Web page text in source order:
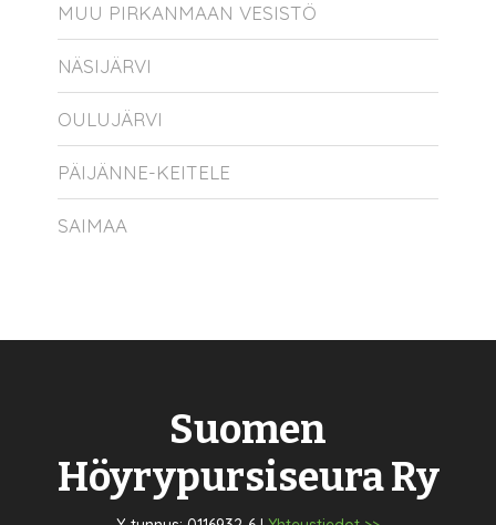
MUU PIRKANMAAN VESISTÖ
NÄSIJÄRVI
OULUJÄRVI
PÄIJÄNNE-KEITELE
SAIMAA
Suomen
Höyrypursiseura Ry